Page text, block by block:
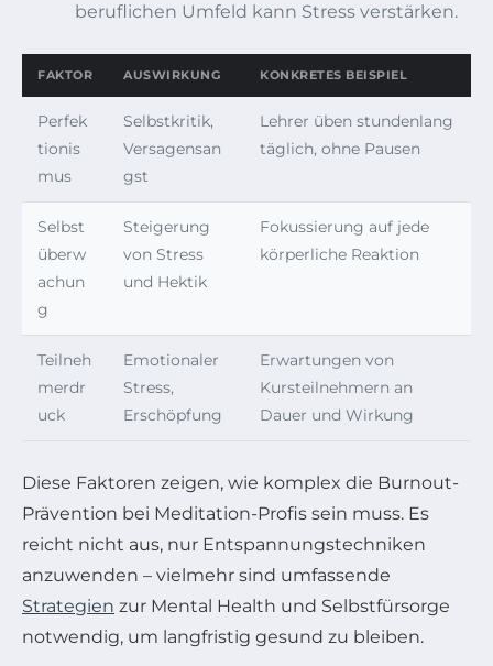
beruflichen Umfeld kann Stress verstärken.
FAKTOR AUSWIRKUNG KONKRETES BEISPIEL
Perfek
tionis
mus
Selbstkritik,
Versagensan
gst
Lehrer üben stundenlang
täglich, ohne Pausen
Selbst
überw
achun
g
Steigerung
von Stress
und Hektik
Fokussierung auf jede
körperliche Reaktion
Teilneh
merdr
uck
Emotionaler
Stress,
Erschöpfung
Erwartungen von
Kursteilnehmern an
Dauer und Wirkung
Diese Faktoren zeigen, wie komplex die Burnout-
Prävention bei Meditation-Profis sein muss. Es
reicht nicht aus, nur Entspannungstechniken
anzuwenden – vielmehr sind umfassende
Strategien zur Mental Health und Selbstfürsorge
notwendig, um langfristig gesund zu bleiben.